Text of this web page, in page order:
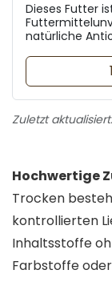
Dieses Futter
natürliche
Zuletzt
Hochwertige
Trocken
kontrollierten
Inhaltsstoffe
Farbstoffe